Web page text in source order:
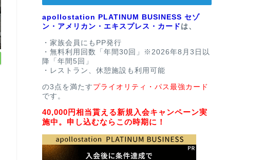
apollostation PLATINUM BUSINESS セゾ
ン・アメリカン・エキスプレス・カード は、
・家族会員にもPP発行
・無料利用回数「年間30回」※2026年8月3日以
降「年間5回」
・レストラン、休憩施設も利用可能
の3点を満たす プライオリティ・パス最強カード
です。
40,000円相当貰える新規入会キャンペーン実
施中。申し込むならこの時期に！